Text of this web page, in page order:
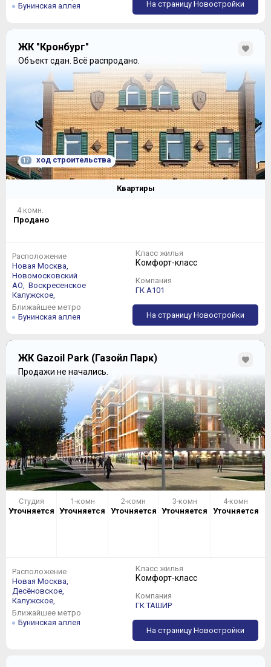
Бунинская аллея
На страницу Новостройки
ЖК "Кронбург"
Объект сдан. Всё распродано.
17 ход строительства
Квартиры
4 комн.
Продано
Расположение
Новая Москва,
Новомосковский
АО, Воскресенское
Калужское,
Ближайшее метро
Бунинская аллея
Класс жилья
Комфорт-класс
Компания
ГК А101
На страницу Новостройки
ЖК Gazoil Park (Газойл Парк)
Продажи не начались.
Студия
Уточняется
1-комн
Уточняется
2-комн
Уточняется
3-комн
Уточняется
4-комн
Уточняется
Расположение
Новая Москва,
Десёновское,
Калужское,
Ближайшее метро
Бунинская аллея
Класс жилья
Комфорт-класс
Компания
ГК ТАШИР
На страницу Новостройки